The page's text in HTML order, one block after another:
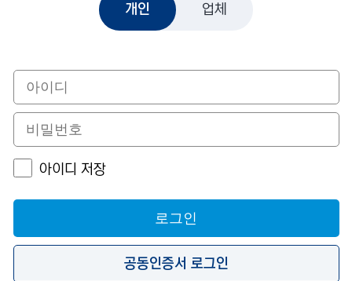
개인 업체
개인
아이디 저장
로그인
공동인증서 로그인